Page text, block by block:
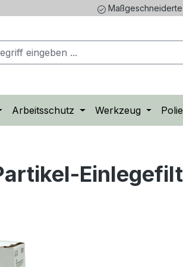
Maßgeschneiderte
Arbeitsschutz Werkzeug